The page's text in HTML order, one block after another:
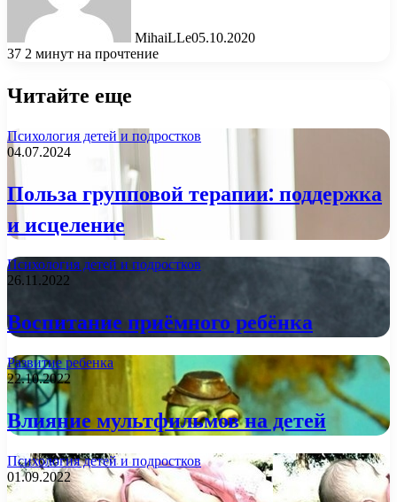
MihaiLLe05.10.2020
37 2 минут на прочтение
Читайте еще
Психология детей и подростков
04.07.2024
Польза групповой терапии: поддержка
и исцеление
Психология детей и подростков
26.11.2022
Воспитание приёмного ребёнка
Развитие ребенка
22.10.2022
Влияние мультфильмов на детей
Психология детей и подростков
01.09.2022